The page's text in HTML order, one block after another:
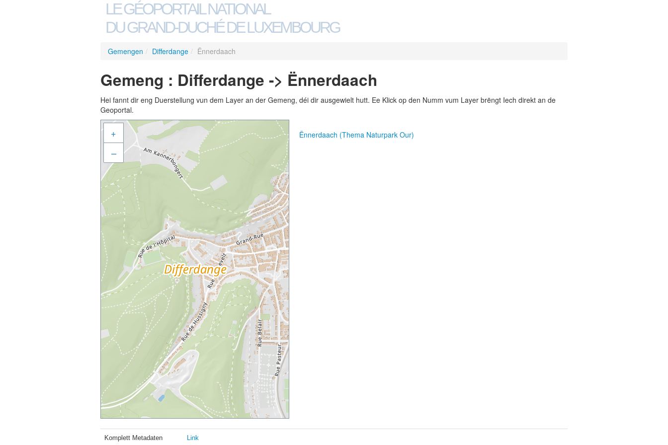
LE GÉOPORTAIL NATIONAL
DU GRAND-DUCHÉ DE LUXEMBOURG
Gemengen / Differdange / Ënnerdaach
Gemeng : Differdange -> Ënnerdaach
Hei fannt dir eng Duerstellung vun dem Layer an der Gemeng, déi dir ausgewielt hutt. Ee Klick op den Numm vum Layer brëngt Iech direkt an de
Geoportal.
+
–
Ënnerdaach (Thema Naturpark Our)
Komplett Metadaten Link